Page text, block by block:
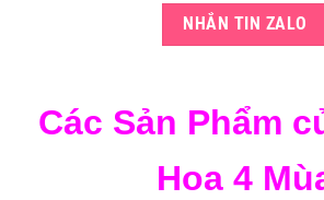
NHẮN TIN ZALO
Các Sản Phẩm
Hoa 4